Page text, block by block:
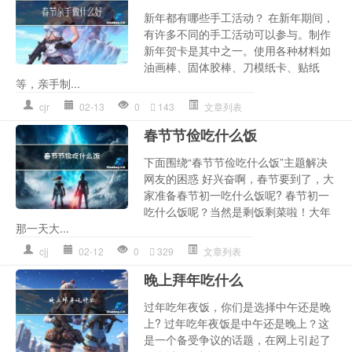
新年都有哪些手工活动？ 在新年期间，
有许多不同的手工活动可以参与。制作
新年贺卡是其中之一。使用各种材料如
油画棒、固体胶棒、刀模纸卡、贴纸
等，亲手制...
cjr 02-13 0 143 文章列表
春节节俭吃什么饭
下面围绕“春节节俭吃什么饭”主题解决
网友的困惑 好兴奋啊，春节要到了，大
家准备春节初一吃什么饭呢? 春节初一
吃什么饭呢？当然是剩饭剩菜啦！大年
那一天大...
cjj 02-12 0 329 文章列表
晚上拜年吃什么
过年吃年夜饭，你们是选择中午还是晚
上? 过年吃年夜饭是中午还是晚上？这
是一个备受争议的话题，在网上引起了